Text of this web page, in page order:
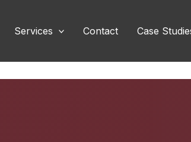
Services Contact Case